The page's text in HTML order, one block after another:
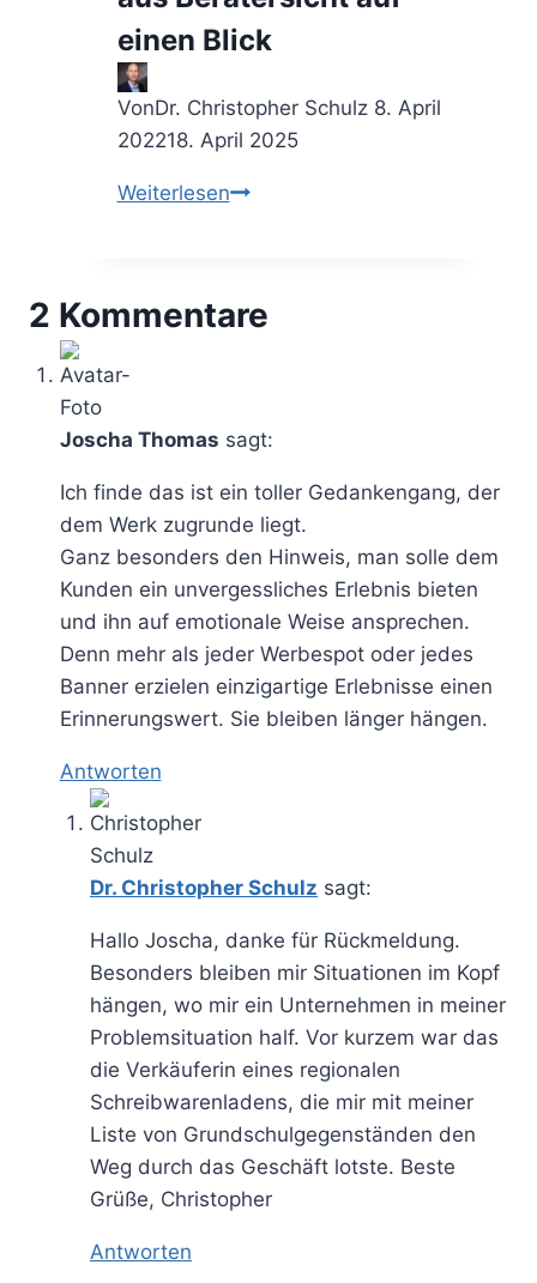
einen Blick
VonDr. Christopher Schulz 8. April
202218. April 2025
WeiterlesenConsulting
KMU
aus
Beratersicht
auf
einen
Blick
2 Kommentare
Joscha Thomas sagt:
Ich finde das ist ein toller Gedankengang, der
dem Werk zugrunde liegt.
Ganz besonders den Hinweis, man solle dem
Kunden ein unvergessliches Erlebnis bieten
und ihn auf emotionale Weise ansprechen.
Denn mehr als jeder Werbespot oder jedes
Banner erzielen einzigartige Erlebnisse einen
Erinnerungswert. Sie bleiben länger hängen.
Antworten
Dr. Christopher Schulz sagt:
Hallo Joscha, danke für Rückmeldung.
Besonders bleiben mir Situationen im Kopf
hängen, wo mir ein Unternehmen in meiner
Problemsituation half. Vor kurzem war das
die Verkäuferin eines regionalen
Schreibwarenladens, die mir mit meiner
Liste von Grundschulgegenständen den
Weg durch das Geschäft lotste. Beste
Grüße, Christopher
Antworten